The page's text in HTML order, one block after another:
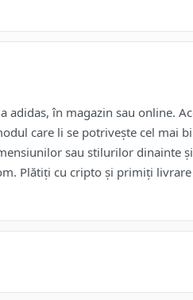
în magazin sau online.
care li se potrivește cel mai
sau stilurilor dinainte
Plătiți cu cripto și primiți